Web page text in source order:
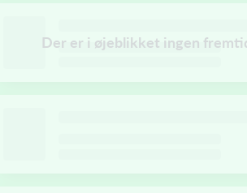
Der er i øjeblikket ingen